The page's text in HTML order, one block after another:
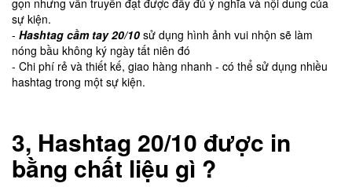
sự kiện.
- Hashtag cầm tay 20/10 sử dụng hình ảnh vui nhộn sẽ làm
nóng bầu không ký ngày tất niên đó
- Chi phí rẻ và thiết kế, giao hàng nhanh - có thể sử dụng nhiều
hashtag trong một sự kiện.
3, Hashtag 20/10 được in
bằng chất liệu gì ?